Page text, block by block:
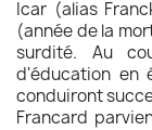
Icar (alias
(année de la
surdité. Au
d'éducation en
conduiront
Francard